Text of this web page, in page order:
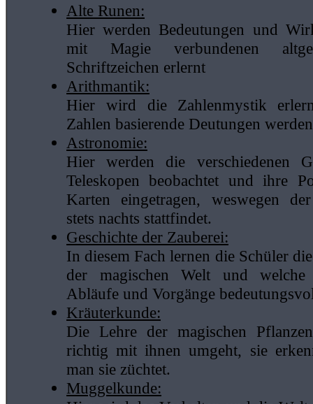
Alte Runen:
Hier werden Bedeutungen und
mit Magie verbundenen
Schriftzeichen erlernt
Arithmantik:
Hier wird die Zahlenmystik
Zahlen basierende Deutungen
Astronomie:
Hier werden die verschiedenen
Teleskopen beobachtet und ihre
Karten eingetragen, weswegen
stets nachts stattfindet.
Geschichte der Zauberei:
In diesem Fach lernen die Schüler
der magischen Welt und welche
Abläufe und Vorgänge
Kräuterkunde:
Die Lehre der magischen
richtig mit ihnen umgeht, sie
man sie züchtet.
Muggelkunde: